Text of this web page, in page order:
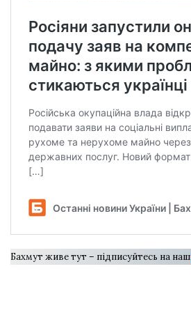
Бахмут живе тут – підписуйтесь на наш